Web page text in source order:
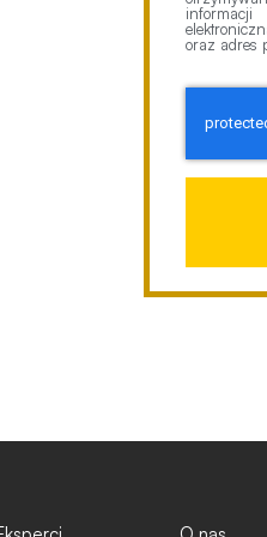
oraz adres